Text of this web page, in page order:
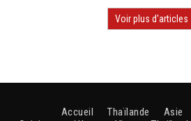
Voir plus d'articles
Accueil Thaïlande Asie